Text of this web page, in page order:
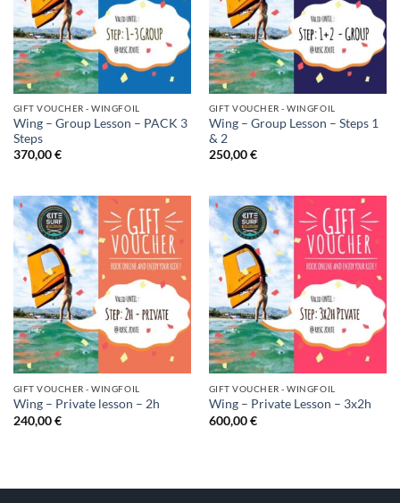
GIFT VOUCHER - WINGFOIL
Wing – Group Lesson – PACK 3
Steps
370,00€
GIFT VOUCHER - WINGFOIL
Wing – Group Lesson – Steps 1
& 2
250,00€
GIFT VOUCHER - WINGFOIL
Wing – Private lesson – 2h
240,00€
GIFT VOUCHER - WINGFOIL
Wing – Private Lesson – 3x2h
600,00€